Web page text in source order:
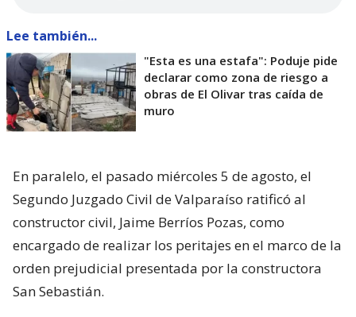
Lee también...
"Esta es una estafa": Poduje pide
declarar como zona de riesgo a
obras de El Olivar tras caída de
muro
En paralelo, el pasado miércoles 5 de agosto, el
Segundo Juzgado Civil de Valparaíso ratificó al
constructor civil, Jaime Berríos Pozas, como
encargado de realizar los peritajes en el marco de la
orden prejudicial presentada por la constructora
San Sebastián.